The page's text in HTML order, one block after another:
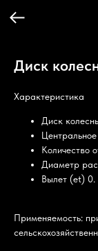
Диск
Характеристика
Диск
Количество
Диаметр
Вылет (et) 0.
Применяемость: